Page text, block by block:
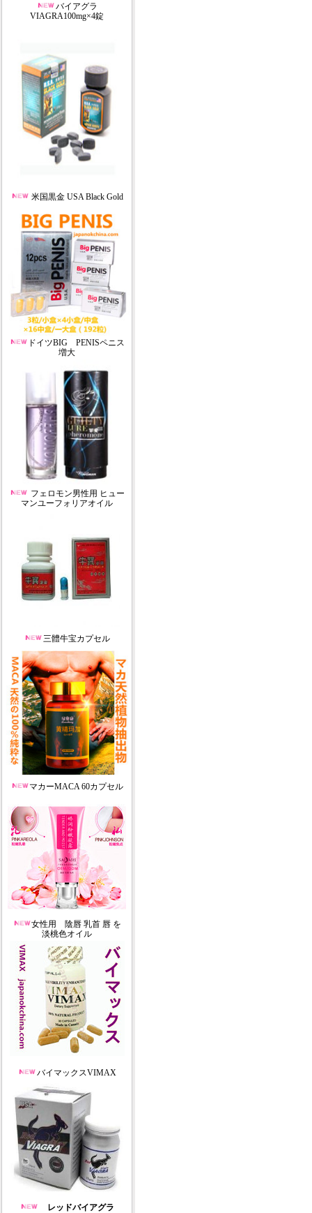
バイアグラ
VIAGRA100mg×4錠
米国黒金 USA Black Gold
ドイツBIG PENISペニス
増大
フェロモン男性用 ヒュー
マンユーフォリアオイル
三體牛宝カプセル
マカーMACA 60カプセル
女性用 陰唇 乳首 唇 を
淡桃色オイル
バイマックスVIMAX
レッドバイアグラ